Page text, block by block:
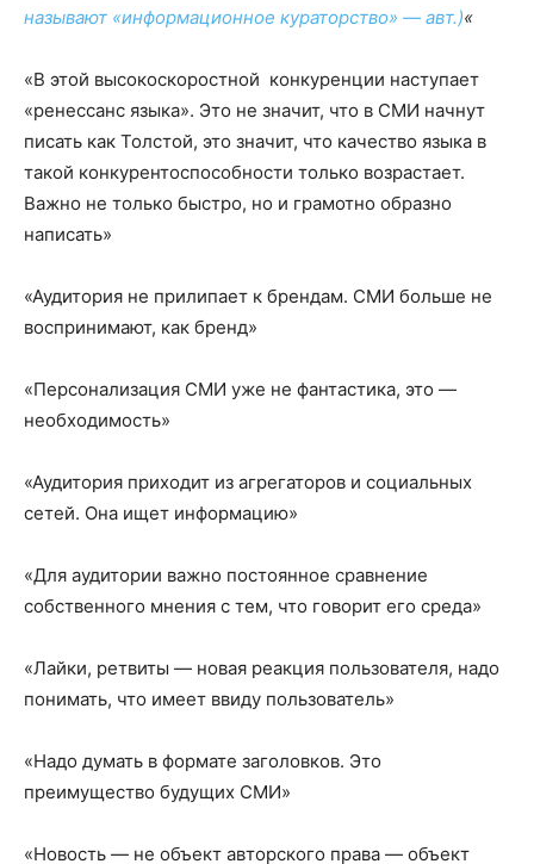
называют «информационное кураторство» — авт.)«
«В этой высокоскоростной конкуренции наступает
«ренессанс языка». Это не значит, что в СМИ начнут
писать как Толстой, это значит, что качество языка в
такой конкурентоспособности только возрастает.
Важно не только быстро, но и грамотно образно
написать»
«Аудитория не прилипает к брендам. СМИ больше не
воспринимают, как бренд»
«Персонализация СМИ уже не фантастика, это —
необходимость»
«Аудитория приходит из агрегаторов и социальных
сетей. Она ищет информацию»
«Для аудитории важно постоянное сравнение
собственного мнения с тем, что говорит его среда»
«Лайки, ретвиты — новая реакция пользователя, надо
понимать, что имеет ввиду пользователь»
«Надо думать в формате заголовков. Это
преимущество будущих СМИ»
«Новость — не объект авторского права — объект